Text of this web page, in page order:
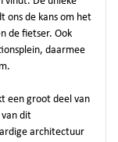
ons de kans om het
de fietser. Ook
daarmee
een groot deel van
van dit
architectuur